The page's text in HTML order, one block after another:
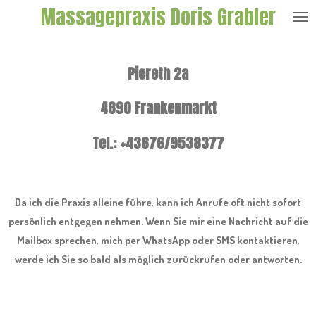
Massagepraxis Doris Grabler
Piereth 2a
4890 Frankenmarkt
Tel.: +43676/9538377
Da ich die Praxis alleine führe, kann ich Anrufe oft nicht sofort
persönlich entgegen nehmen. Wenn Sie mir eine Nachricht auf die
Mailbox sprechen, mich per WhatsApp oder SMS kontaktieren,
werde ich Sie so bald als möglich zurückrufen oder antworten.